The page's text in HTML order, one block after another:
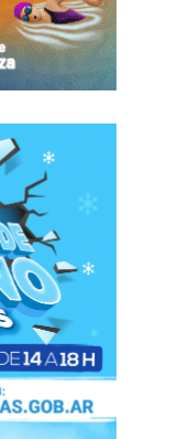
entre
de Pakistán
la República
e
-Nazish Sami-,
la Embajada
en Argentina
de la
Embajadas